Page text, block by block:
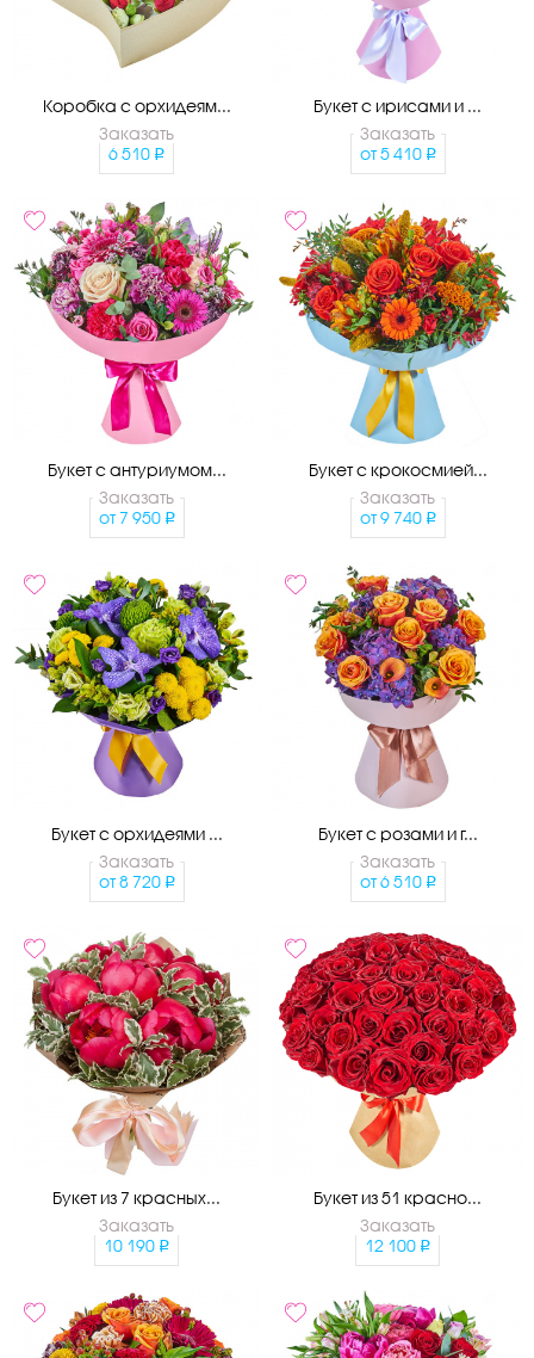
Коробка с орхидеям...
Заказать
6 510
Букет с ирисами и ...
Заказать
от 5 410
Букет с антуриумом...
Заказать
от 7 950
Букет с крокосмией...
Заказать
от 9 740
Букет с орхидеями ...
Заказать
от 8 720
Букет с розами и г...
Заказать
от 6 510
Букет из 7 красных...
Заказать
10 190
Букет из 51 красно...
Заказать
12 100